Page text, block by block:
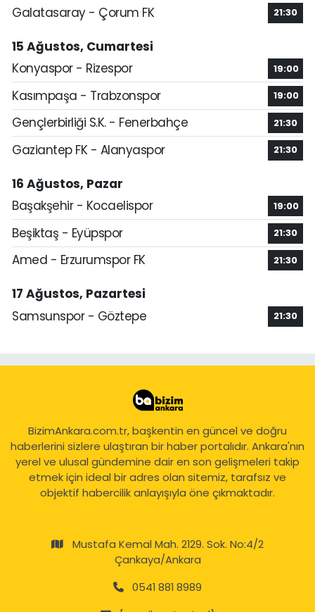
Galatasaray - Çorum FK
21:30
15 Ağustos, Cumartesi
Konyaspor - Rizespor
19:00
Kasımpaşa - Trabzonspor 19:00
Gençlerbirliği S.K. - Fenerbahçe 21:30
Gaziantep FK - Alanyaspor 21:30
16 Ağustos, Pazar
Başakşehir - Kocaelispor
19:00
Beşiktaş - Eyüpspor 21:30
Amed - Erzurumspor FK 21:30
17 Ağustos, Pazartesi
Samsunspor - Göztepe
21:30
BizimAnkara.com.tr, başkentin en güncel ve doğru
haberlerini sizlere ulaştıran bir haber portalıdır. Ankara'nın
yerel ve ulusal gündemine dair en son gelişmeleri takip
etmek için ideal bir adres olan sitemiz, tarafsız ve
objektif habercilik anlayışıyla öne çıkmaktadır.
Mustafa Kemal Mah. 2129. Sok. No:4/2
Çankaya/Ankara
0541 881 8989